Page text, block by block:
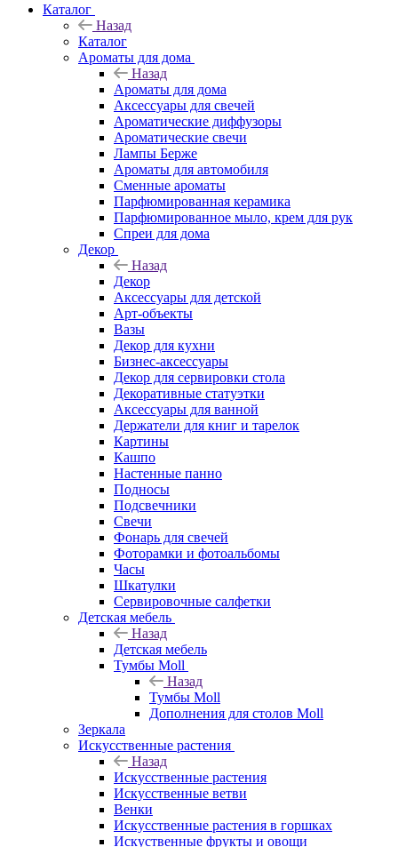
Каталог
Назад
Каталог
Ароматы для дома
Назад
Ароматы для дома
Аксессуары для свечей
Ароматические диффузоры
Ароматические свечи
Лампы Берже
Ароматы для автомобиля
Сменные ароматы
Парфюмированная керамика
Парфюмированное мыло, крем для рук
Спреи для дома
Декор
Назад
Декор
Аксессуары для детской
Арт-объекты
Вазы
Декор для кухни
Бизнес-аксессуары
Декор для сервировки стола
Декоративные статуэтки
Аксессуары для ванной
Держатели для книг и тарелок
Картины
Кашпо
Настенные панно
Подносы
Подсвечники
Свечи
Фонарь для свечей
Фоторамки и фотоальбомы
Часы
Шкатулки
Сервировочные салфетки
Детская мебель
Назад
Детская мебель
Тумбы Moll
Назад
Тумбы Moll
Дополнения для столов Moll
Зеркала
Искусственные растения
Назад
Искусственные растения
Искусственные ветви
Венки
Искусственные растения в горшках
Искуственные фрукты и овощи